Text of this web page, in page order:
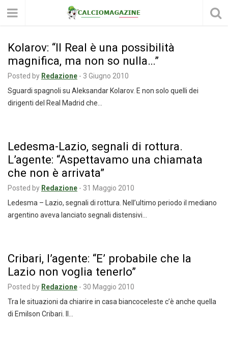
Kolarov: “Il Real è una possibilità
magnifica, ma non so nulla…”
Posted by Redazione - 3 Giugno 2010
Sguardi spagnoli su Aleksandar Kolarov. E non solo quelli dei
dirigenti del Real Madrid che…
Ledesma-Lazio, segnali di rottura.
L’agente: “Aspettavamo una chiamata
che non è arrivata”
Posted by Redazione - 31 Maggio 2010
Ledesma – Lazio, segnali di rottura. Nell’ultimo periodo il mediano
argentino aveva lanciato segnali distensivi…
Cribari, l’agente: “E’ probabile che la
Lazio non voglia tenerlo”
Posted by Redazione - 30 Maggio 2010
Tra le situazioni da chiarire in casa biancoceleste c’è anche quella
di Emilson Cribari. Il…